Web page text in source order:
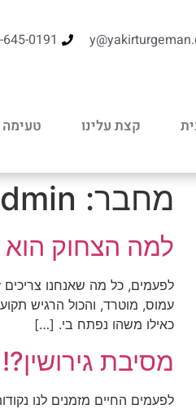
0191
קצת עלינו
מחבר:
למה הצחוק הוא
לפעמים, כל מה שאנחנו צריכים
עמוס, מוטרד, והכול הרגיש
כאילו משהו נפתח בי. […]
מסיבת
לפעמים החיים מזמנים לנו